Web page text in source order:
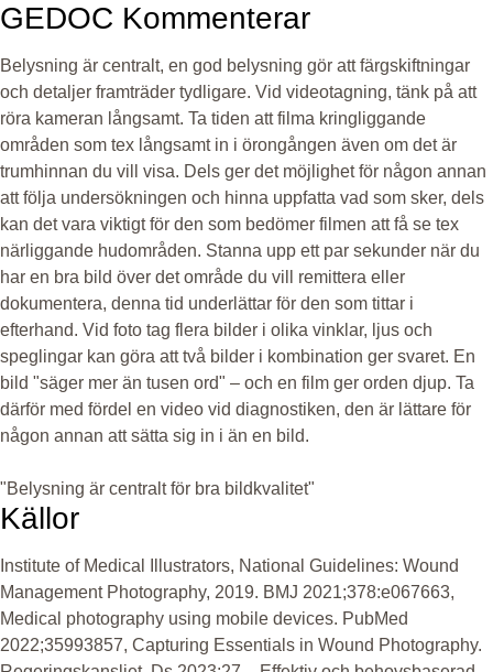
GEDOC Kommenterar
Belysning är centralt, en god belysning gör att färgskiftningar
och detaljer framträder tydligare. Vid videotagning, tänk på att
röra kameran långsamt. Ta tiden att filma kringliggande
områden som tex långsamt in i örongången även om det är
trumhinnan du vill visa. Dels ger det möjlighet för någon annan
att följa undersökningen och hinna uppfatta vad som sker, dels
kan det vara viktigt för den som bedömer filmen att få se tex
närliggande hudområden. Stanna upp ett par sekunder när du
har en bra bild över det område du vill remittera eller
dokumentera, denna tid underlättar för den som tittar i
efterhand. Vid foto tag flera bilder i olika vinklar, ljus och
speglingar kan göra att två bilder i kombination ger svaret. En
bild "säger mer än tusen ord" – och en film ger orden djup. Ta
därför med fördel en video vid diagnostiken, den är lättare för
någon annan att sätta sig in i än en bild.
"Belysning är centralt för bra bildkvalitet"
Källor
Institute of Medical Illustrators, National Guidelines: Wound
Management Photography, 2019. BMJ 2021;378:e067663,
Medical photography using mobile devices. PubMed
2022;35993857, Capturing Essentials in Wound Photography.